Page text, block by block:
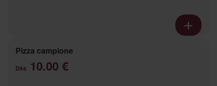
Pizza campione
Dès 10.00 €